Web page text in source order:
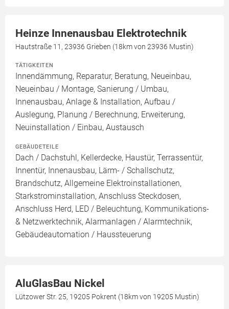
Heinze Innenausbau Elektrotechnik
Hautstraße 11, 23936 Grieben (18km von 23936 Mustin)
TÄTIGKEITEN
Innendämmung, Reparatur, Beratung, Neueinbau,
Neueinbau / Montage, Sanierung / Umbau,
Innenausbau, Anlage & Installation, Aufbau /
Auslegung, Planung / Berechnung, Erweiterung,
Neuinstallation / Einbau, Austausch
GEBÄUDETEILE
Dach / Dachstuhl, Kellerdecke, Haustür, Terrassentür,
Innentür, Innenausbau, Lärm- / Schallschutz,
Brandschutz, Allgemeine Elektroinstallationen,
Starkstrominstallation, Anschluss Steckdosen,
Anschluss Herd, LED / Beleuchtung, Kommunikations-
& Netzwerktechnik, Alarmanlagen / Alarmtechnik,
Gebäudeautomation / Haussteuerung
AluGlasBau Nickel
Lützower Str. 25, 19205 Pokrent (18km von 19205 Mustin)